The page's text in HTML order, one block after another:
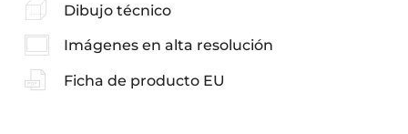
Dibujo técnico
Imágenes en alta resolución
Ficha de producto EU